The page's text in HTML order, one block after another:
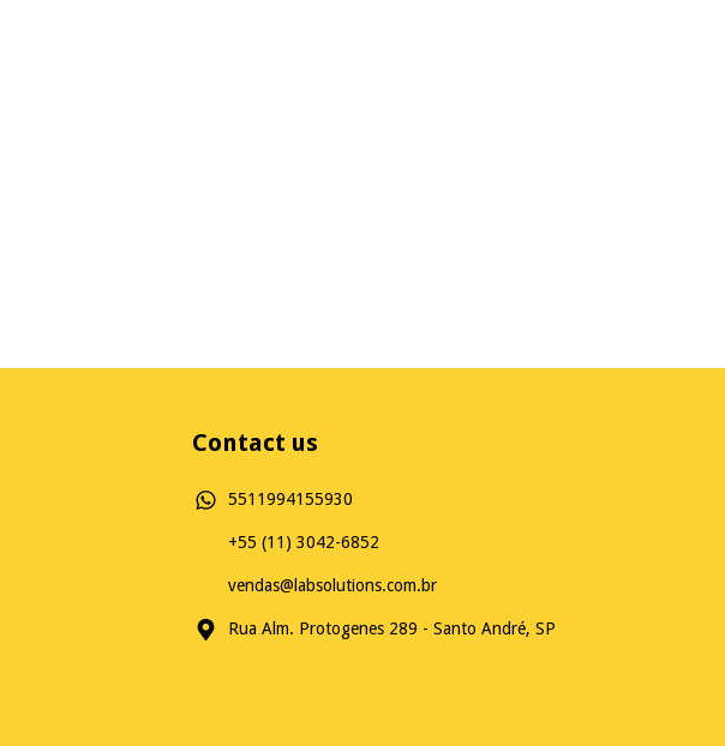
Contact us
5511994155930
+55 (11) 3042-6852
vendas@labsolutions.com.br
Rua Alm. Protogenes 289 - Santo André, SP